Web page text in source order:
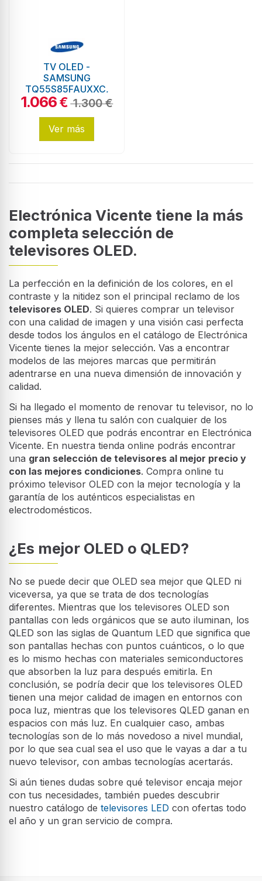
TV OLED -
SAMSUNG
TQ55S85FAUXXC,
55", 4K, NQ4 AI
1.066€1.300 €
Ver más
Electrónica Vicente tiene la más
completa selección de
televisores OLED.
La perfección en la definición de los colores, en el
contraste y la nitidez son el principal reclamo de los
televisores OLED. Si quieres comprar un televisor
con una calidad de imagen y una visión casi perfecta
desde todos los ángulos en el catálogo de Electrónica
Vicente tienes la mejor selección. Vas a encontrar
modelos de las mejores marcas que permitirán
adentrarse en una nueva dimensión de innovación y
calidad.
Si ha llegado el momento de renovar tu televisor, no lo
pienses más y llena tu salón con cualquier de los
televisores OLED que podrás encontrar en Electrónica
Vicente. En nuestra tienda online podrás encontrar
una gran selección de televisores al mejor precio y
con las mejores condiciones. Compra online tu
próximo televisor OLED con la mejor tecnología y la
garantía de los auténticos especialistas en
electrodomésticos.
¿Es mejor OLED o QLED?
No se puede decir que OLED sea mejor que QLED ni
viceversa, ya que se trata de dos tecnologías
diferentes. Mientras que los televisores OLED son
pantallas con leds orgánicos que se auto iluminan, los
QLED son las siglas de Quantum LED que significa que
son pantallas hechas con puntos cuánticos, o lo que
es lo mismo hechas con materiales semiconductores
que absorben la luz para después emitirla. En
conclusión, se podría decir que los televisores OLED
tienen una mejor calidad de imagen en entornos con
poca luz, mientras que los televisores QLED ganan en
espacios con más luz. En cualquier caso, ambas
tecnologías son de lo más novedoso a nivel mundial,
por lo que sea cual sea el uso que le vayas a dar a tu
nuevo televisor, con ambas tecnologías acertarás.
Si aún tienes dudas sobre qué televisor encaja mejor
con tus necesidades, también puedes descubrir
nuestro catálogo de televisores LED con ofertas todo
el año y un gran servicio de compra.